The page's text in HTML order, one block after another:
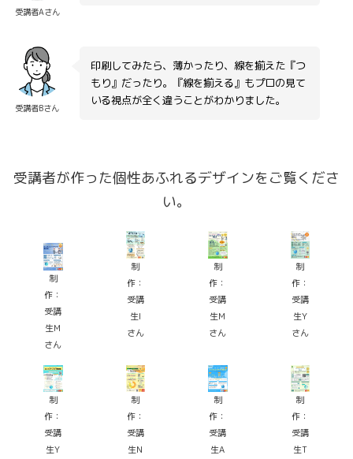
受講者Aさん
受講者Bさん
印刷してみたら、薄かったり、線を揃えた『つ
もり』だったり。『線を揃える』もプロの見て
いる視点が全く違うことがわかりました。
受講者が作った個性あふれるデザインをご覧くださ
い。
制
作：
受講
生M
さん
制
作：
受講
生I
さん
制
作：
受講
生M
さん
制
作：
受講
生Y
さん
制
作：
受講
生Y
制
作：
受講
生N
制
作：
受講
生A
制
作：
受講
生T